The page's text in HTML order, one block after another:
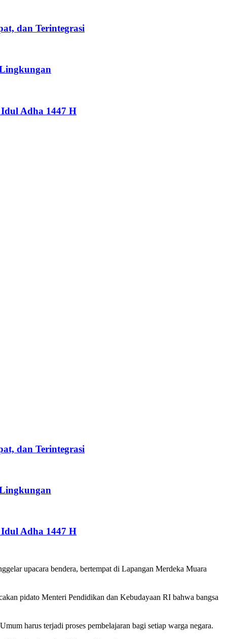
dan Terintegrasi
Adha 1447 H
dan Terintegrasi
Adha 1447 H
upacara bendera, bertempat di Lapangan Merdeka Muara
pidato Menteri Pendidikan dan Kebudayaan RI bahwa bangsa
harus terjadi proses pembelajaran bagi setiap warga negara.